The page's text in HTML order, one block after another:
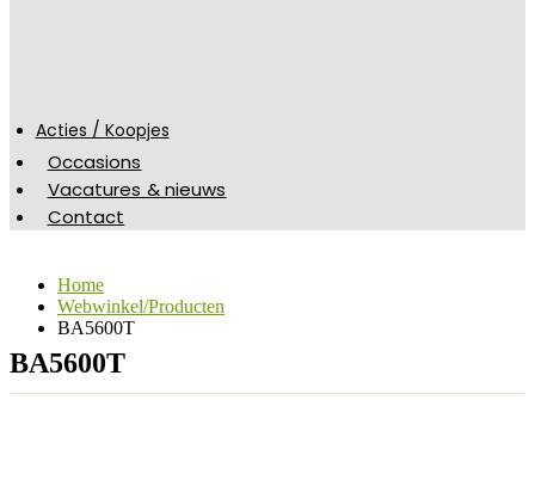
Acties / Koopjes
Occasions
Vacatures & nieuws
Contact
Home
Webwinkel/Producten
BA5600T
BA5600T